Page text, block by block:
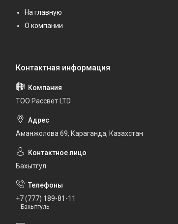
На главную
О компании
ТОО Рассвет LTD
Аманжолова 69, Караганда, Казахстан
Бахытгул
+7 (777) 189-81-11
Бахытгуль